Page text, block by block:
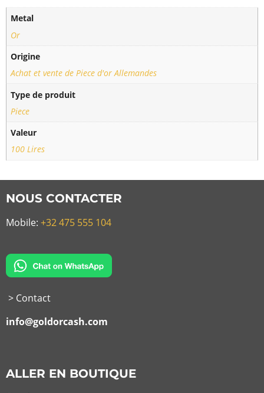
Metal
Or
Origine
Achat et vente de Piece d'or Allemandes
Type de produit
Piece
Valeur
100 Lires
NOUS CONTACTER
Mobile: +32 475 555 104
> Contact
info@goldorcash.com
ALLER EN BOUTIQUE